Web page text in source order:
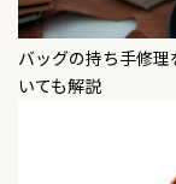
バッグの持ち手修
いても解説